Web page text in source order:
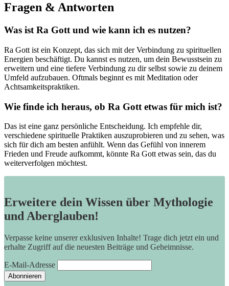
Fragen & Antworten
Was ist Ra Gott und wie kann ich⁤ es nutzen?
Ra Gott ‌ist​ ein‌ Konzept, das sich⁤ mit der Verbindung zu spirituellen
Energien beschäftigt. Du kannst es⁣ nutzen, um dein Bewusstsein zu
erweitern und⁢ eine tiefere Verbindung zu dir selbst sowie zu​ deinem
‌Umfeld ‍aufzubauen. Oftmals⁢ beginnt es ​mit Meditation oder
Achtsamkeitspraktiken.
Wie finde ich heraus,‍ ob Ra​ Gott⁣ etwas für ​mich ist?
Das ist eine ganz persönliche ⁣Entscheidung.⁣ Ich empfehle‌ dir,
verschiedene‌ spirituelle Praktiken auszuprobieren und⁢ zu sehen, was‌
sich für dich⁣ am ⁤besten anfühlt.‍ Wenn das ‍Gefühl von innerem
Frieden und Freude aufkommt, könnte ‌Ra ​Gott‍ etwas sein,​ das⁢ du
weiterverfolgen möchtest.
Erweitere dein Wissen über Mythologie
und Aberglauben!
Verpasse keine unserer exklusiven Inhalte! Trage dich jetzt ein und
erhalte Zugriff auf die neuesten Beiträge und Geheimnisse.
E-Mail-Adresse